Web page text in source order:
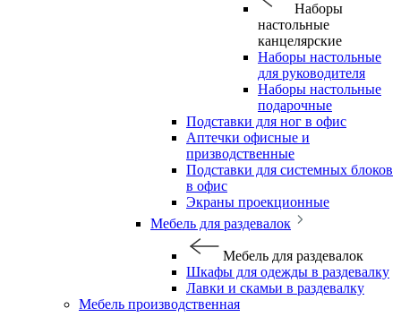
Наборы
настольные
канцелярские
Наборы настольные
для руководителя
Наборы настольные
подарочные
Подставки для ног в офис
Аптечки офисные и
призводственные
Подставки для системных блоков
в офис
Экраны проекционные
Мебель для раздевалок
Мебель для раздевалок
Шкафы для одежды в раздевалку
Лавки и скамьи в раздевалку
Мебель производственная